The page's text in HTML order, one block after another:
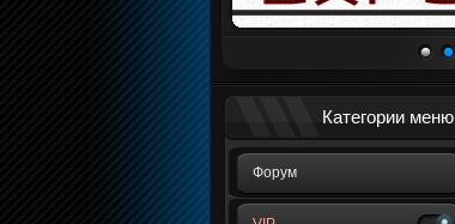
Категории меню
Форум